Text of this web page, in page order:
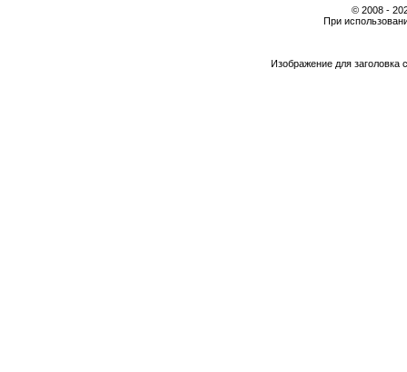
© 2008 -
При
Изображение для